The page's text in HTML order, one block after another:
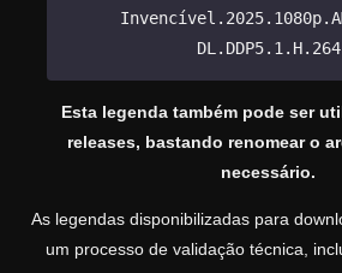
DL.DDP5.1.H.264
Esta legenda também pode ser
releases, bastando renomear o
necessário.
As legendas disponibilizadas para
um processo de validação técnica,